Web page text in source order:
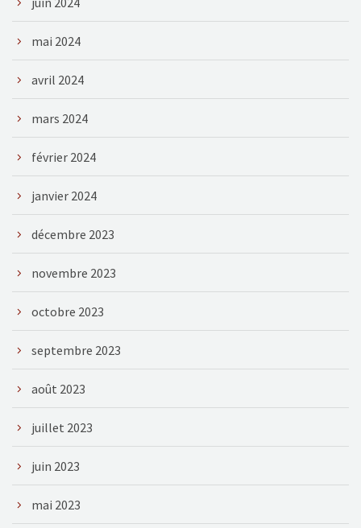
mai 2024
avril 2024
mars 2024
février 2024
janvier 2024
décembre 2023
novembre 2023
octobre 2023
septembre 2023
août 2023
juillet 2023
juin 2023
mai 2023